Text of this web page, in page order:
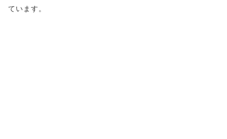
ています。